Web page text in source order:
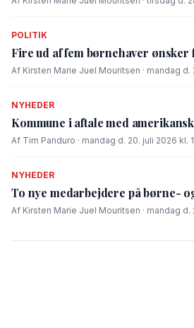
POLITIK
Fire ud af fem børnehaver
Af Kirsten Marie Juel Mouritsen · mandag d.
NYHEDER
Kommune i aftale med
Af Tim Panduro · mandag d. 20. juli 2026 kl.
NYHEDER
To nye medarbejdere på børne-
Af Kirsten Marie Juel Mouritsen · mandag d.